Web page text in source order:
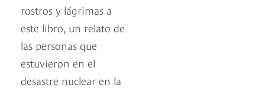
rostros y lágrimas a
este libro, un relato de
las personas que
estuvieron en el
desastre nuclear en la